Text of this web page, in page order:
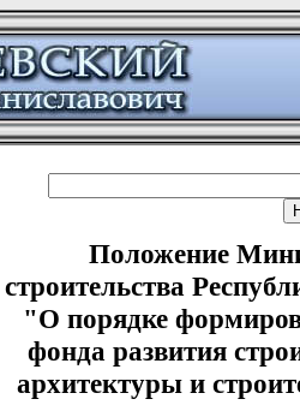
Положение
строительства
"О порядке
фонда развития
архитектуры и